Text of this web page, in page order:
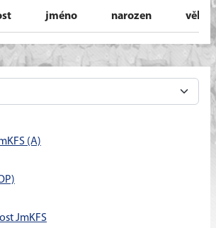
jméno narozen věk
(A)
JmKFS